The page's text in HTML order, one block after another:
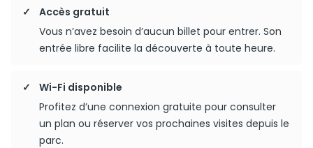
Accès gratuit
Vous n’avez besoin d’aucun billet pour entrer. Son
entrée libre facilite la découverte à toute heure.
Wi-Fi disponible
Profitez d’une connexion gratuite pour consulter
un plan ou réserver vos prochaines visites depuis le
parc.